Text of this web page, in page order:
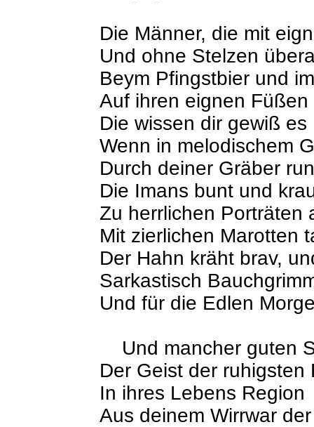
Die Männer, die mit
Und ohne Stelzen
Beym Pfingstbier und
Auf ihren eignen Füßen
Die wissen dir gewiß es
Wenn in melodischem
Durch deiner Gräber
Die Imans bunt und
Zu herrlichen Porträten
Mit zierlichen Marotten
Der Hahn kräht brav,
Sarkastisch
Und für die Edlen
Und mancher guten
Der Geist der ruhigsten
In ihres Lebens Region
Aus deinem Wirrwar